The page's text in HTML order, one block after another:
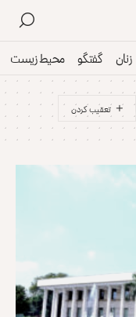
زنان گفتگو محیط زیست